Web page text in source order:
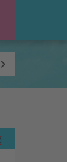
keyboard_arrow_right